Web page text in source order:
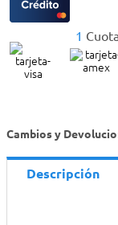
1
Cambios y
Descripción